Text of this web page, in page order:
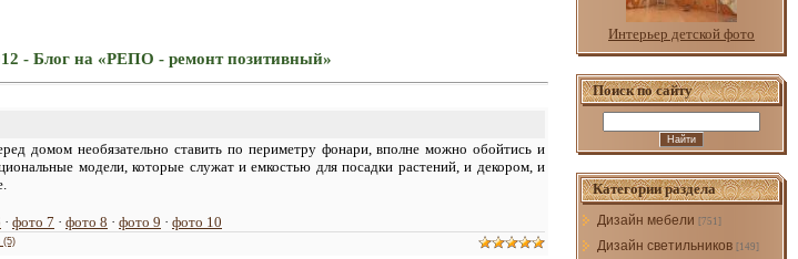
- Блог на «РЕПО - ремонт позитивный»
домом необязательно ставить по периметру фонари, вполне можно обойтись и
модели, которые служат и емкостью для посадки растений, и декором, и
· фото 7 · фото 8 · фото 9 · фото 10
(5)
Интерьер детской фото
Поиск по сайту
Категории раздела
Дизайн мебели [751]
Дизайн светильников [149]